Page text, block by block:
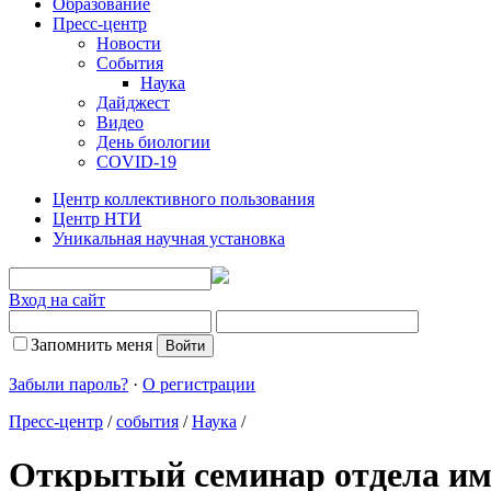
Пресс-центр
Новости
События
Наука
Дайджест
Видео
День биологии
COVID-19
Центр коллективного пользования
Центр НТИ
Уникальная научная установка
Вход на сайт
Запомнить меня
Забыли пароль? · О регистрации
Пресс-центр /события /Наука /
Открытый семинар отдела